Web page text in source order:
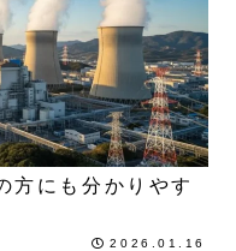
方にも分かりやす
2026.01.16